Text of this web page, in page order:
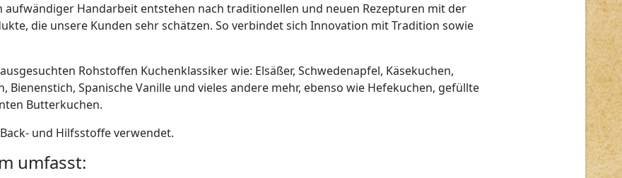
Handarbeit entstehen nach traditionellen und neuen Rezepturen mit der
die unsere Kunden sehr schätzen. So verbindet sich Innovation mit Tradition sowie
Rohstoffen Kuchenklassiker wie: Elsäßer, Schwedenapfel, Käsekuchen,
Bienenstich, Spanische Vanille und vieles andere mehr, ebenso wie Hefekuchen, gefüllte
Butterkuchen.
und Hilfsstoffe verwendet.
umfasst: